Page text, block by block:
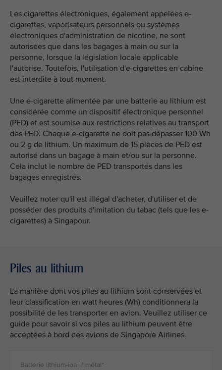
Les cigarettes électroniques, également appelées e-
cigarettes, vaporisateurs personnels ou systèmes
électroniques d'administration de nicotine, ne sont
autorisées que dans les bagages à main ou sur la
personne, lorsque la législation locale applicable
l'autorise. Toutefois, l'utilisation d'e-cigarettes en cabine
est interdite à tout moment.
Une e-cigarette alimentée par une batterie au lithium est
considérée comme un dispositif électronique personnel
(PED) et est soumise aux restrictions relatives au transport
des PED. Chaque e-cigarette ne doit pas dépasser 100 Wh
ou 2 g de lithium. Un maximum de 15 pièces de PED est
autorisé dans un bagage à main et/ou sur la personne.
Cela inclut le nombre de PED transportés dans les
bagages enregistrés.
Veuillez noter qu'il est illégal d'acheter, d'utiliser et de
posséder des produits d'imitation du tabac (tels que les e-
cigarettes) à Singapour.
Piles au lithium
La manière dont vos piles au lithium sont conservées et
leur classification en watt heures (Wh) conditionnera la
possibilité de les transporter en avion. Veuillez utiliser ce
guide pour savoir si vos piles au lithium peuvent être
acceptées à bord des avions de Singapore Airlines